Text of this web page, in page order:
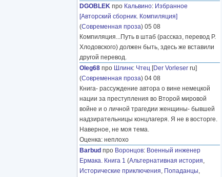
DGOBLEK про Кальвино: Избранное
[Авторский сборник. Компиляция]
(Современная проза) 05 08
Компиляция...Путь в штаб (рассказ, перевод Р.
Хлодовского) должен быть, здесь же вставили
другой перевод.
Oleg68 про Шлинк: Чтец [Der Vorleser ru]
(Современная проза) 04 08
Книга- рассуждение автора о вине немецкой
нации за преступления во Второй мировой
войне и о личной трагедии женщины- бывшей
надзирательницы концлагеря. Я не в восторге.
Наверное, не моя тема.
Оценка: неплохо
Barbud про Воронцов: Военный инженер
Ермака. Книга 1 (Альтернативная история,
Исторические приключения, Попаданцы,